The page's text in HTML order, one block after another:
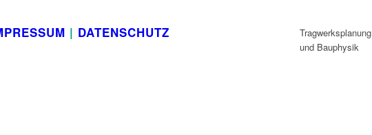
| DATENSCHUTZ
Tragwerksplanung
und Bauphysik